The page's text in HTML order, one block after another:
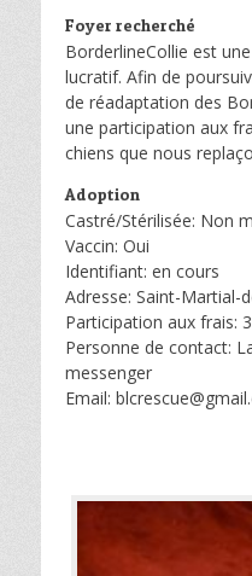
Foyer recherché
BorderlineCollie est
lucratif. Afin de
de réadaptation des
une participation aux
chiens que nous
Adoption
Castré/Stérilisée: Non
Vaccin: Oui
Identifiant: en cours
Adresse: Saint-Martial-
Participation aux frais:
Personne de contact:
messenger
Email: